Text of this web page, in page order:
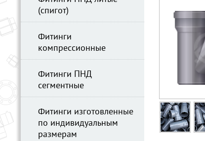
(спигот)
Фитинги
компрессионные
Фитинги ПНД
сегментные
Фитинги изготовленные
по индивидуальным
размерам